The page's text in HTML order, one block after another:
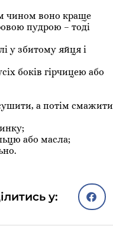
чином воно краще
пудрою – тоді
у збитому яйця і
боків гірчицею або
а потім смажити
або масла;
у: